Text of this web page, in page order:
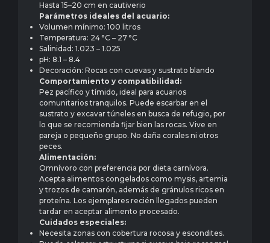
Hasta 15–20 cm en cautiverio
Parámetros ideales del acuario:
Volumen mínimo: 100 litros
Temperatura: 24 °C – 27 °C
Salinidad: 1.023 – 1.025
pH: 8.1 – 8.4
Decoración: Rocas con cuevas y sustrato blando
Comportamiento y compatibilidad:
Pez pacífico y tímido, ideal para acuarios
comunitarios tranquilos. Puede escarbar en el
sustrato y excavar túneles en busca de refugio, por
lo que se recomienda fijar bien las rocas. Vive en
pareja o pequeño grupo. No daña corales ni otros
peces.
Alimentación:
Omnívoro con preferencia por dieta carnívora.
Acepta alimentos congelados como mysis, artemia
y trozos de camarón, además de gránulos ricos en
proteína. Los ejemplares recién llegados pueden
tardar en aceptar alimento procesado.
Cuidados especiales:
Necesita zonas con cobertura rocosa y escondites.